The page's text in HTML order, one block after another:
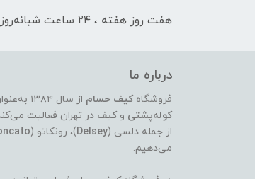
هفت روز هفته ، ۲۴ ساعت شبانه‌روز پاسخگوی شما هستیم
درباره ما
فروشگاه کیف حسام از سال ۱۳۸۴ به‌عنوان یکی از قدیمی‌ترین و معتبرترین مراکز عرضه‌ی انواع
کوله‌پشتی و کیف در تهران فعالیت
از جمله دلسی (Delsey)، رونکاتو (
می‌دهیم.